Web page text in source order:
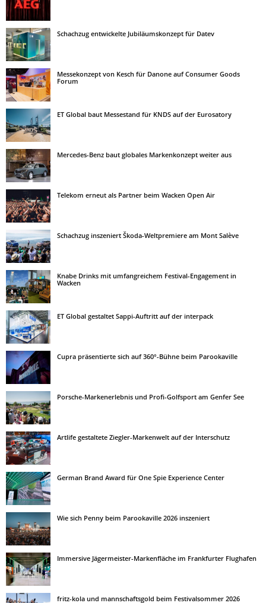
Schachzug entwickelte Jubiläumskonzept für Datev
Messekonzept von Kesch für Danone auf Consumer Goods
Forum
ET Global baut Messestand für KNDS auf der Eurosatory
Mercedes-Benz baut globales Markenkonzept weiter aus
Telekom erneut als Partner beim Wacken Open Air
Schachzug inszeniert Škoda-Weltpremiere am Mont Salève
Knabe Drinks mit umfangreichem Festival-Engagement in
Wacken
ET Global gestaltet Sappi-Auftritt auf der interpack
Cupra präsentierte sich auf 360°-Bühne beim Parookaville
Porsche-Markenerlebnis und Profi-Golfsport am Genfer See
Artlife gestaltete Ziegler-Markenwelt auf der Interschutz
German Brand Award für One Spie Experience Center
Wie sich Penny beim Parookaville 2026 inszeniert
Immersive Jägermeister-Markenfläche im Frankfurter Flughafen
fritz-kola und mannschaftsgold beim Festivalsommer 2026